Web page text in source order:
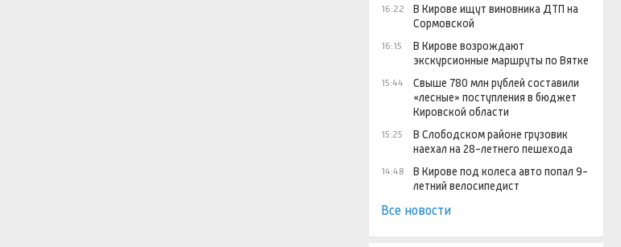
16:22
В Кирове ищут виновника ДТП на
Сормовской
16:15
В Кирове возрождают
экскурсионные маршруты по Вятке
15:44
Свыше 780 млн рублей составили
«лесные» поступления в бюджет
Кировской области
15:25
В Слободском районе грузовик
наехал на 28-летнего пешехода
14:48
В Кирове под колеса авто попал 9-
летний велосипедист
Все новости